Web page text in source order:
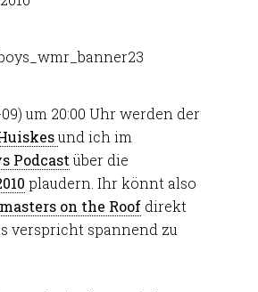
um 20:00 Uhr werden der
und ich im
Podcast über die
plaudern. Ihr könnt also
on the Roofdirekt
verspricht spannend zu